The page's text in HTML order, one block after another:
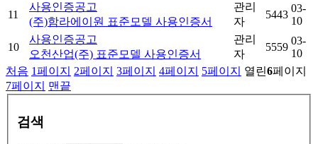
11
사용인증공고
(주)함라에이원 표준모델 사용인증서
관리
자
5443
03-
10
10
사용인증공고
오천산업(주) 표준모델 사용인증서
관리
자
5559
03-
10
처음 1페이지 2페이지 3페이지 4페이지 5페이지 열린6페이지
7페이지 맨끝
검색